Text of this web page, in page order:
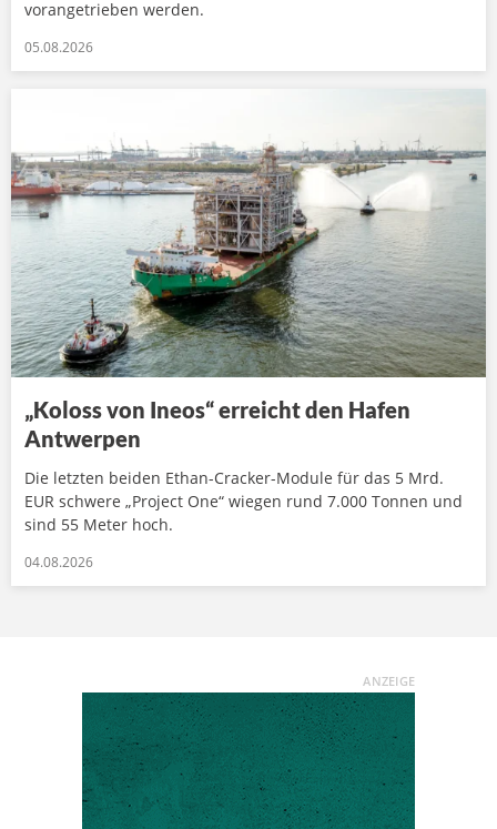
vorangetrieben werden.
05.08.2026
„Koloss von Ineos“ erreicht den Hafen
Antwerpen
Die letzten beiden Ethan-Cracker-Module für das 5 Mrd.
EUR schwere „Project One“ wiegen rund 7.000 Tonnen und
sind 55 Meter hoch.
04.08.2026
ANZEIGE